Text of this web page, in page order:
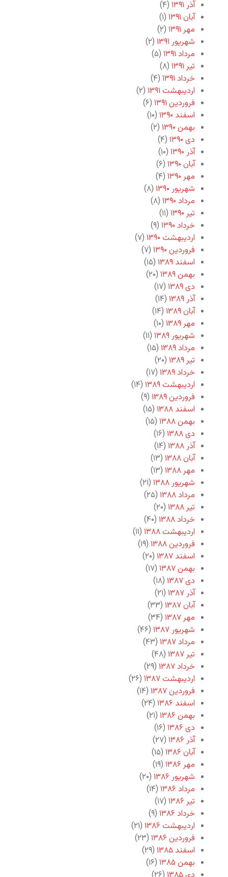
آذر ۱۳۹۱
(۴)
آبان ۱۳۹۱
(۱)
مهر ۱۳۹۱
(۲)
شهریور ۱۳۹۱
(۲)
مرداد ۱۳۹۱
(۵)
تیر ۱۳۹۱
(۸)
خرداد ۱۳۹۱
(۴)
اردیبهشت ۱۳۹۱
(۲)
فروردین ۱۳۹۱
(۶)
اسفند ۱۳۹۰
(۱۰)
بهمن ۱۳۹۰
(۲)
دی ۱۳۹۰
(۴)
آذر ۱۳۹۰
(۱۰)
آبان ۱۳۹۰
(۶)
مهر ۱۳۹۰
(۴)
شهریور ۱۳۹۰
(۸)
مرداد ۱۳۹۰
(۸)
تیر ۱۳۹۰
(۱۱)
خرداد ۱۳۹۰
(۹)
اردیبهشت ۱۳۹۰
(۷)
فروردین ۱۳۹۰
(۷)
اسفند ۱۳۸۹
(۱۵)
بهمن ۱۳۸۹
(۲۰)
دی ۱۳۸۹
(۱۷)
آذر ۱۳۸۹
(۱۴)
آبان ۱۳۸۹
(۱۴)
مهر ۱۳۸۹
(۱۰)
شهریور ۱۳۸۹
(۱۱)
مرداد ۱۳۸۹
(۱۵)
تیر ۱۳۸۹
(۲۰)
خرداد ۱۳۸۹
(۱۷)
اردیبهشت ۱۳۸۹
(۱۴)
فروردین ۱۳۸۹
(۹)
اسفند ۱۳۸۸
(۱۵)
بهمن ۱۳۸۸
(۱۵)
دی ۱۳۸۸
(۱۶)
آذر ۱۳۸۸
(۱۴)
آبان ۱۳۸۸
(۱۳)
مهر ۱۳۸۸
(۱۳)
شهریور ۱۳۸۸
(۲۱)
مرداد ۱۳۸۸
(۲۵)
تیر ۱۳۸۸
(۲۰)
خرداد ۱۳۸۸
(۴۰)
اردیبهشت ۱۳۸۸
(۱۱)
فروردین ۱۳۸۸
(۱۹)
اسفند ۱۳۸۷
(۲۰)
بهمن ۱۳۸۷
(۱۷)
دی ۱۳۸۷
(۱۸)
آذر ۱۳۸۷
(۲۱)
آبان ۱۳۸۷
(۳۳)
مهر ۱۳۸۷
(۳۴)
شهریور ۱۳۸۷
(۴۶)
مرداد ۱۳۸۷
(۴۳)
تیر ۱۳۸۷
(۴۸)
خرداد ۱۳۸۷
(۲۹)
اردیبهشت ۱۳۸۷
(۲۶)
فروردین ۱۳۸۷
(۱۴)
اسفند ۱۳۸۶
(۲۴)
بهمن ۱۳۸۶
(۲۱)
دی ۱۳۸۶
(۱۶)
آذر ۱۳۸۶
(۲۷)
آبان ۱۳۸۶
(۱۵)
مهر ۱۳۸۶
(۱۹)
شهریور ۱۳۸۶
(۲۰)
مرداد ۱۳۸۶
(۱۴)
تیر ۱۳۸۶
(۱۷)
خرداد ۱۳۸۶
(۹)
اردیبهشت ۱۳۸۶
(۲۱)
فروردین ۱۳۸۶
(۲۳)
اسفند ۱۳۸۵
(۲۹)
بهمن ۱۳۸۵
(۱۶)